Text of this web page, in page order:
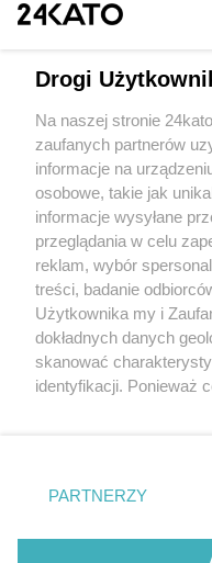
Katowice.
na leśnej drodze od
do ul. Gościnnej w
3 / 6
Ul
Wydawca mediów
Nie zapomnij
zapoznać się z:
polityką
Twojemiasto
Piekary Śląskie
Chorzów
Tarnowskie Góry
Gliwice
Drogi
Na naszej stronie
zaufanych partnerów
informacje na
osobowe, takie jak
informacje wysyłane
przeglądania w celu
reklam, wybór
treści, badanie
Użytkownika my i
dokładnych danych
skanować
identyfikacji. Ponieważ
prywatności znajdujący
. Niektóre rodzaje
zgody użytkownika, ale
takiemu przetwarzaniu.
PARTNERZY